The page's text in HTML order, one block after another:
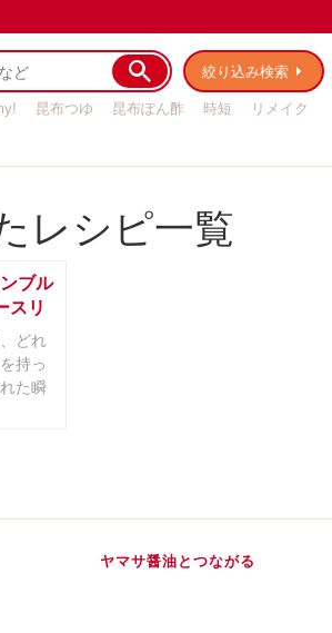
絞り込み検索
昆布つゆ 昆布ぽん酢 時短
リメイク
レシピ一覧
ブル
スリ
どれ
持っ
た瞬
ヤマサ醤油とつながる